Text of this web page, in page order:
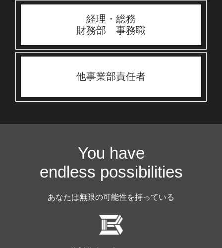
経理・総務
財務部 事務職
他事業部責任者
You have
endless possibilities
あなたは無限の可能性を持っている